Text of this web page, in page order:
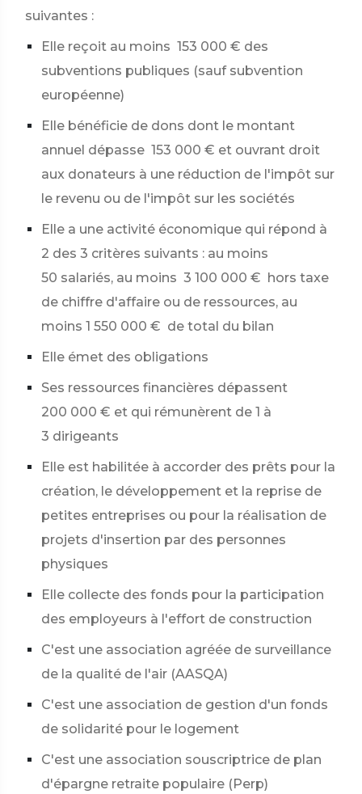
suivantes :
Elle reçoit au moins 153 000 € des
subventions publiques (sauf subvention
européenne)
Elle bénéficie de dons dont le montant
annuel dépasse 153 000 € et ouvrant droit
aux donateurs à une réduction de l'impôt sur
le revenu ou de l'impôt sur les sociétés
Elle a une activité économique qui répond à
2 des 3 critères suivants : au moins
50 salariés, au moins 3 100 000 € hors taxe
de chiffre d'affaire ou de ressources, au
moins 1 550 000 € de total du bilan
Elle émet des obligations
Ses ressources financières dépassent
200 000 € et qui rémunèrent de 1 à
3 dirigeants
Elle est habilitée à accorder des prêts pour la
création, le développement et la reprise de
petites entreprises ou pour la réalisation de
projets d'insertion par des personnes
physiques
Elle collecte des fonds pour la participation
des employeurs à l'effort de construction
C'est une association agréée de surveillance
de la qualité de l'air (AASQA)
C'est une association de gestion d'un fonds
de solidarité pour le logement
C'est une association souscriptrice de plan
d'épargne retraite populaire (Perp)